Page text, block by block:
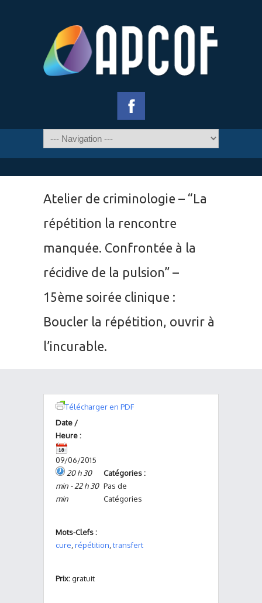
Atelier de criminologie – “La
répétition la rencontre
manquée. Confrontée à la
récidive de la pulsion” –
15ème soirée clinique :
Boucler la répétition, ouvrir à
l’incurable.
Télécharger en PDF
Date /
Heure :
09/06/2015
20 h 30
min - 22 h 30
min
Catégories :
Pas de
Catégories
Mots-Clefs :
cure répétition ,transfert
Prix:gratuit